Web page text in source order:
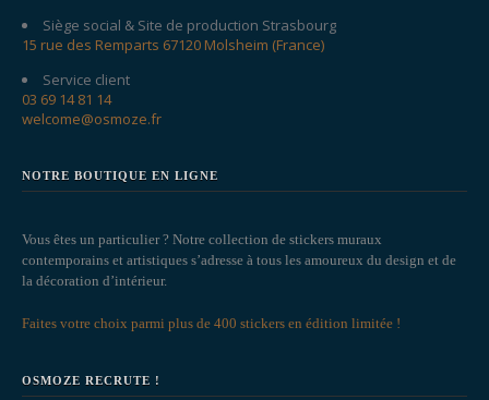
Siège social & Site de production Strasbourg
15 rue des Remparts 67120 Molsheim (France)
Service client
03 69 14 81 14
welcome@osmoze.fr
NOTRE BOUTIQUE EN LIGNE
Vous êtes un particulier ? Notre collection de stickers muraux
contemporains et artistiques s’adresse à tous les amoureux du design et de
la décoration d’intérieur.
Faites votre choix parmi plus de 400 stickers en édition limitée !
OSMOZE RECRUTE !